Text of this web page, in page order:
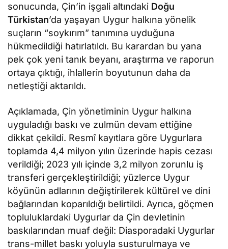
sonucunda, Çin’in işgali altındaki Doğu
Türkistan’da yaşayan Uygur halkına yönelik
suçların “soykırım” tanımına uyduğuna
hükmedildiği hatırlatıldı. Bu karardan bu yana
pek çok yeni tanık beyanı, araştırma ve raporun
ortaya çıktığı, ihlallerin boyutunun daha da
netleştiği aktarıldı.
Açıklamada, Çin yönetiminin Uygur halkına
uyguladığı baskı ve zulmün devam ettiğine
dikkat çekildi. Resmî kayıtlara göre Uygurlara
toplamda 4,4 milyon yılın üzerinde hapis cezası
verildiği; 2023 yılı içinde 3,2 milyon zorunlu iş
transferi gerçekleştirildiği; yüzlerce Uygur
köyünün adlarının değiştirilerek kültürel ve dini
bağlarından koparıldığı belirtildi. Ayrıca, göçmen
topluluklardaki Uygurlar da Çin devletinin
baskılarından muaf değil: Diasporadaki Uygurlar
trans-millet baskı yoluyla susturulmaya ve